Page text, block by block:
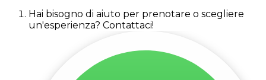
Hai bisogno di aiuto per prenotare o scegliere
un'esperienza? Contattaci!